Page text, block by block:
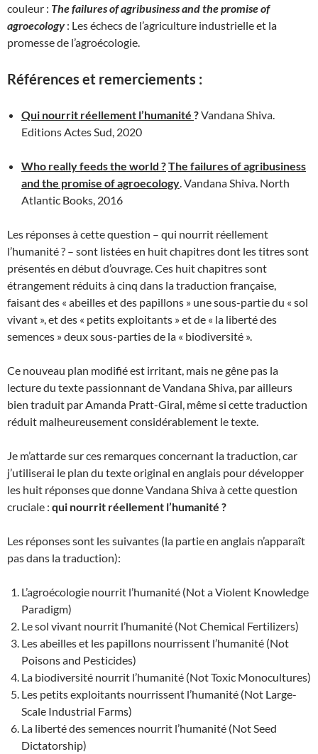
couleur : The failures of agribusiness and the promise of
agroecology: Les échecs de l’agriculture industrielle et la
promesse de l’agroécologie.
Références et remerciements :
Qui nourrit réellement l’humanité ?Vandana Shiva.
Editions Actes Sud, 2020
Who really feeds the world ?The failures of agribusiness
and the promise of agroecology. Vandana Shiva. North
Atlantic Books, 2016
Les réponses à cette question – qui nourrit réellement
l’humanité ? – sont listées en huit chapitres dont les titres sont
présentés en début d’ouvrage. Ces huit chapitres sont
étrangement réduits à cinq dans la traduction française,
faisant des « abeilles et des papillons » une sous-partie du « sol
vivant », et des « petits exploitants » et de « la liberté des
semences » deux sous-parties de la « biodiversité ».
Ce nouveau plan modifié est irritant, mais ne gêne pas la
lecture du texte passionnant de Vandana Shiva, par ailleurs
bien traduit par Amanda Pratt-Giral, même si cette traduction
réduit malheureusement considérablement le texte.
Je m’attarde sur ces remarques concernant la traduction, car
j’utiliserai le plan du texte original en anglais pour développer
les huit réponses que donne Vandana Shiva à cette question
cruciale : qui nourrit réellement l’humanité ?
Les réponses sont les suivantes (la partie en anglais n’apparaît
pas dans la traduction):
L’agroécologie nourrit l’humanité (Not a Violent Knowledge
Paradigm)
Le sol vivant nourrit l’humanité (Not Chemical Fertilizers)
Les abeilles et les papillons nourrissent l’humanité (Not
Poisons and Pesticides)
La biodiversité nourrit l’humanité (Not Toxic Monocultures)
Les petits exploitants nourrissent l’humanité (Not Large-
Scale Industrial Farms)
La liberté des semences nourrit l’humanité (Not Seed
Dictatorship)